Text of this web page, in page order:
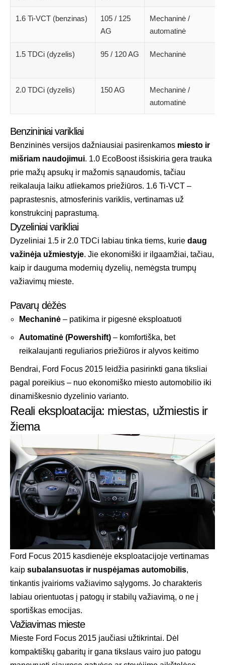
1.6 Ti-VCT (benzinas)
105 / 125
AG
Mechaninė /
automatinė
1.5 TDCi (dyzelis) 95 / 120 AG Mechaninė
2.0 TDCi (dyzelis) 150 AG
Mechaninė /
automatinė
Benzininiai varikliai
Benzininės versijos dažniausiai pasirenkamos miesto ir
mišriam naudojimui. 1.0 EcoBoost išsiskiria gera trauka
prie mažų apsukų ir mažomis sąnaudomis, tačiau
reikalauja laiku atliekamos priežiūros. 1.6 Ti-VCT –
paprastesnis, atmosferinis variklis, vertinamas už
konstrukcinį paprastumą.
Dyzeliniai varikliai
Dyzeliniai 1.5 ir 2.0 TDCi labiau tinka tiems, kurie daug
važinėja užmiestyje. Jie ekonomiški ir ilgaamžiai, tačiau,
kaip ir dauguma modernių dyzelių, nemėgsta trumpų
važiavimų mieste.
Pavarų dėžės
Mechaninė – patikima ir pigesnė eksploatuoti
Automatinė (Powershift) – komfortiška, bet
reikalaujanti reguliarios priežiūros ir alyvos keitimo
Bendrai, Ford Focus 2015 leidžia pasirinkti gana tiksliai
pagal poreikius – nuo ekonomiško miesto automobilio iki
dinamiškesnio dyzelinio varianto.
Reali eksploatacija: miestas, užmiestis ir
žiema
Ford Focus 2015 kasdienėje eksploatacijoje vertinamas
kaip subalansuotas ir nuspėjamas automobilis,
tinkantis įvairioms važiavimo sąlygoms. Jo charakteris
labiau orientuotas į patogų ir stabilų važiavimą, o ne į
sportiškas emocijas.
Važiavimas mieste
Mieste Ford Focus 2015 jaučiasi užtikrintai. Dėl
kompaktiškų gabaritų ir gana tikslaus vairo juo patogu